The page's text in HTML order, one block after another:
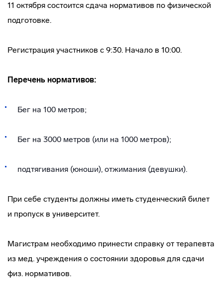
11 октября состоится сдача нормативов по физической
подготовке.
Регистрация участников с 9:30. Начало в 10:00.
Перечень нормативов:
Бег на 100 метров;
Бег на 3000 метров (или на 1000 метров);
подтягивания (юноши), отжимания (девушки).
При себе студенты должны иметь студенческий билет
и пропуск в университет.
Магистрам необходимо принести справку от терапевта
из мед. учреждения о состоянии здоровья для сдачи
физ. нормативов.